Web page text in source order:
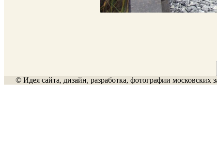
© Идея сайта, дизайн, разработка, фотографии московских